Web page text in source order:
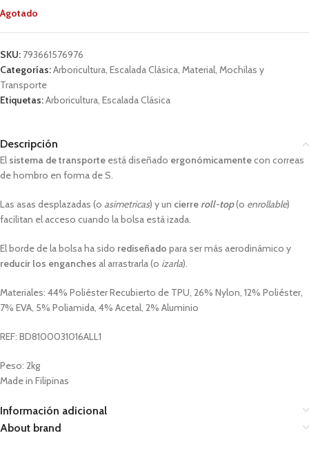
Agotado
SKU: 793661576976
Categorías:Arboricultura, Escalada Clásica, Material, Mochilas y
Transporte
Etiquetas:Arboricultura, Escalada Clásica
Descripción
El sistema de transporte está diseñado ergonómicamentecon correas
de hombro en forma de S.
Las asas desplazadas (o asimetricas) y un cierre roll-top(o enrollable)
facilitan el acceso cuando la bolsa está izada.
El borde de la bolsa ha sido rediseñado para ser más aerodinámico y
reducir los enganches al arrastrarla (o izarla).
Materiales: 44% Poliéster Recubierto de TPU, 26% Nylon, 12% Poliéster,
7% EVA, 5% Poliamida, 4% Acetal, 2% Aluminio
REF: BD8100031016ALL1
Peso: 2kg
Made in Filipinas
Información adicional
About brand